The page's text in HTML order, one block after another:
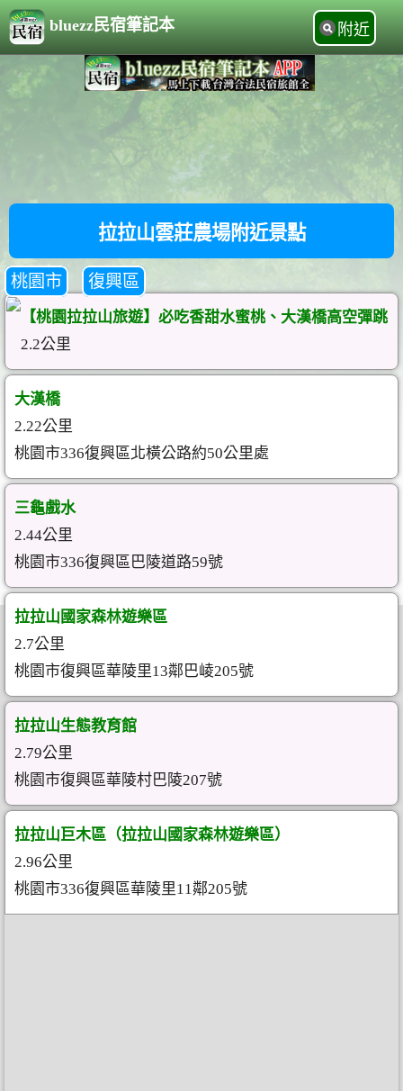
bluezz民宿筆記本 附近
拉拉山雲莊農場附近景點
桃園市 復興區
【桃園拉拉山旅遊】必吃香甜水蜜桃、大漢橋高空彈跳
2.2公里
大漢橋
2.22公里
桃園市336復興區北橫公路約50公里處
三龜戲水
2.44公里
桃園市336復興區巴陵道路59號
拉拉山國家森林遊樂區
2.7公里
桃園市復興區華陵里13鄰巴崚205號
拉拉山生態教育館
2.79公里
桃園市復興區華陵村巴陵207號
拉拉山巨木區（拉拉山國家森林遊樂區）
2.96公里
桃園市336復興區華陵里11鄰205號